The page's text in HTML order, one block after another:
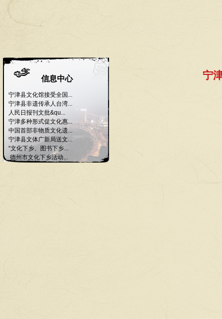
信息中心
宁津县文化馆接受全国...
宁津县非遗传承人台湾...
人民日报刊文批&qu...
宁津多种形式促文化惠...
中国首部非物质文化遗...
宁津县文体广新局送文...
“文化下乡、图书下乡...
德州市文化下乡活动...
宁